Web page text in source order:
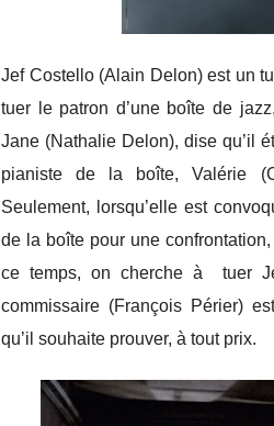
Jef Costello (Alain Delon) est un
tuer le patron d’une boîte de
Jane (Nathalie Delon), dise qu’il
pianiste de la boîte, Valérie
Seulement, lorsqu’elle est
de la boîte pour une
ce temps, on cherche à tuer
commissaire (François Périer)
qu’il souhaite prouver, à tout prix.